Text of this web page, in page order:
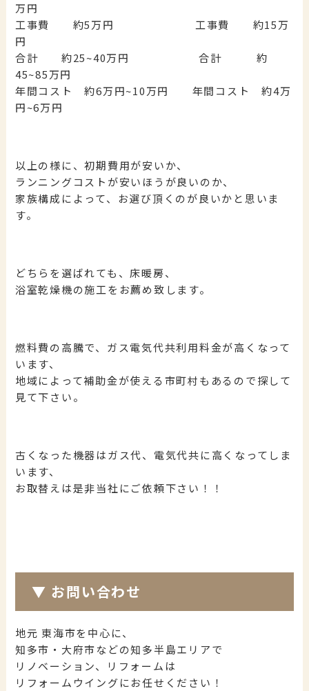
万円
工事費 約5万円 工事費 約15万
円
合計 約25~40万円 合計 約
45~85万円
年間コスト 約6万円~10万円 年間コスト 約4万
円~6万円
以上の様に、初期費用が安いか、
ランニングコストが安いほうが良いのか、
家族構成によって、お選び頂くのが良いかと思いま
す。
どちらを選ばれても、床暖房、
浴室乾燥機の施工をお薦め致します。
燃料費の高騰で、ガス電気代共利用料金が高くなって
います、
地域によって補助金が使える市町村もあるので探して
見て下さい。
古くなった機器はガス代、電気代共に高くなってしま
います、
お取替えは是非当社にご依頼下さい！！
▼ お問い合わせ
地元 東海市を中心に、
知多市・大府市などの知多半島エリアで
リノベーション、リフォームは
リフォームウイングにお任せください！